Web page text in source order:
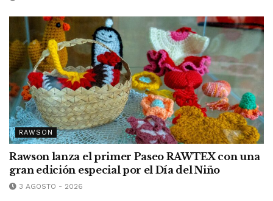
RAWSON
Rawson lanza el primer Paseo RAWTEX con una
gran edición especial por el Día del Niño
3 AGOSTO - 2026